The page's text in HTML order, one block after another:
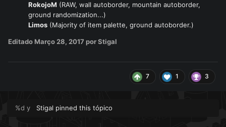
RokojoM (RAW, wall autoborder, mountain autoborder,
ground randomization...)
Limos (Majority of item palette, ground autoborder.)
EditadoMarço 28, 2017 por Stigal
7 1 3
%d y Stigal pinned this tópico